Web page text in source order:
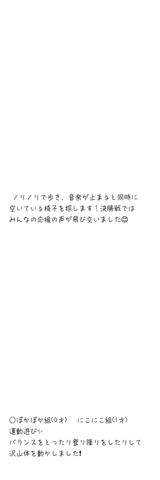
ノリノリで歩き、音楽が止まると同時に
空いている椅子を探します！決勝戦では
みんなの応援の声が飛び交いました😊
○ぽかぽか組(0才) 　にこにこ組(1才)
運動遊び✨
バランスをとったり登り降りをしたりして
沢山体を動かしました❗